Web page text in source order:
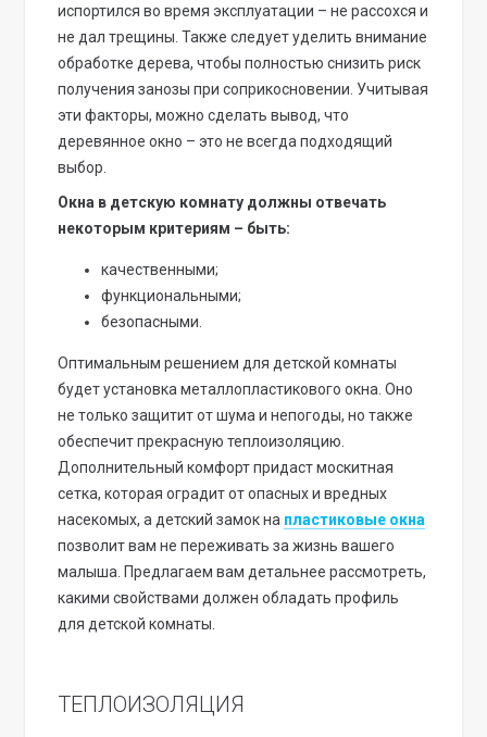
испортился во время эксплуатации – не рассохся и
не дал трещины. Также следует уделить внимание
обработке дерева, чтобы полностью снизить риск
получения занозы при соприкосновении. Учитывая
эти факторы, можно сделать вывод, что
деревянное окно – это не всегда подходящий
выбор.
Окна в детскую комнату должны отвечать
некоторым критериям – быть:
качественными;
функциональными;
безопасными.
Оптимальным решением для детской комнаты
будет установка металлопластикового окна. Оно
не только защитит от шума и непогоды, но также
обеспечит прекрасную теплоизоляцию.
Дополнительный комфорт придаст москитная
сетка, которая оградит от опасных и вредных
насекомых, а детский замок на пластиковые окна
позволит вам не переживать за жизнь вашего
малыша. Предлагаем вам детальнее рассмотреть,
какими свойствами должен обладать профиль
для детской комнаты.
ТЕПЛОИЗОЛЯЦИЯ